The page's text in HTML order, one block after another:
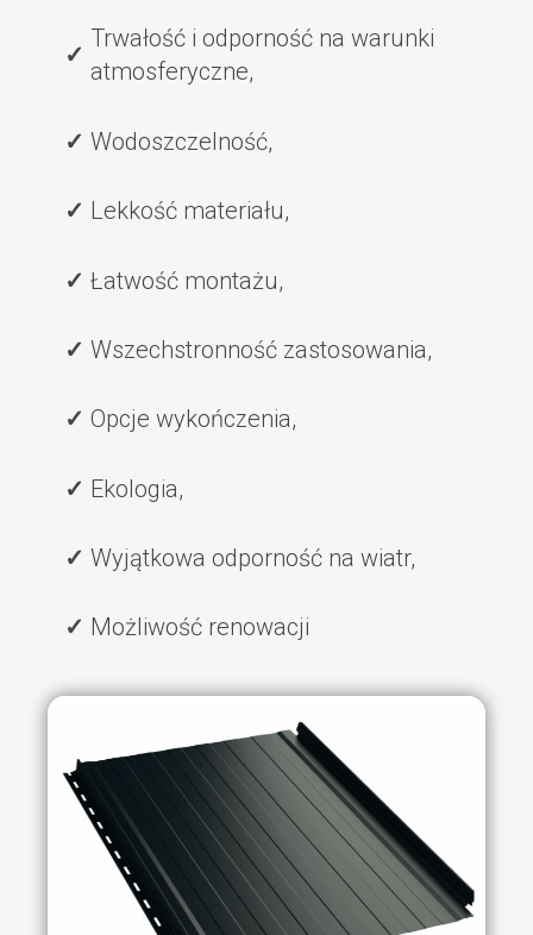
Trwałość i odporność na warunki
atmosferyczne,
Wodoszczelność,
Lekkość materiału,
Łatwość montażu,
Wszechstronność zastosowania,
Opcje wykończenia,
Ekologia,
Wyjątkowa odporność na wiatr,
Możliwość renowacji